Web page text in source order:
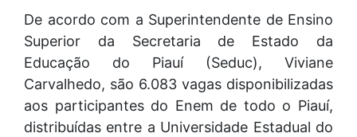
De acordo com a Superintendente de Ensino
Superior da Secretaria de Estado da
Educação do Piauí (Seduc), Viviane
Carvalhedo, são 6.083 vagas disponibilizadas
aos participantes do Enem de todo o Piauí,
distribuídas entre a Universidade Estadual do